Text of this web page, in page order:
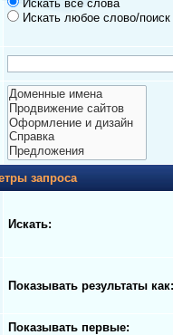
Искать все слова
Искать любое слово/
запроса
Искать:
Показывать результаты как:
Показывать первые: